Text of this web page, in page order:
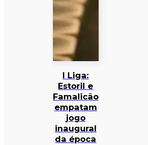
I Liga:
Estoril e
Famalicão
empatam
jogo
inaugural
da época